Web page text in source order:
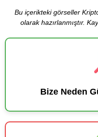
Bu içerikteki görseller
olarak hazırlanmıştır.
Bize Neden